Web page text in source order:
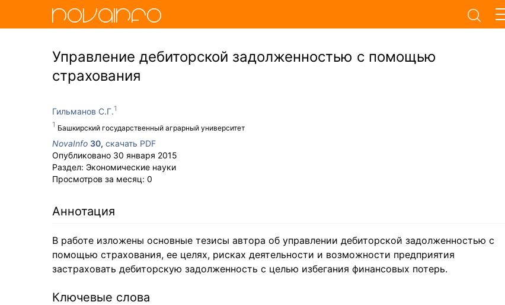
Управление дебиторской задолженностью с помощью
страхования
Гильманов С.Г.
Башкирский государственный аграрный университет
NovaInfo 30, скачать PDF
Опубликовано 30 января 2015
Раздел: Экономические науки
Просмотров за месяц: 0
Аннотация
В работе изложены основные тезисы автора об управлении дебиторской задолженностью с
помощью страхования, ее целях, рисках деятельности и возможности предприятия
застраховать дебиторскую задолженность с целью избегания финансовых потерь.
Ключевые слова